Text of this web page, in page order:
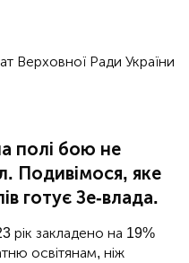
полі бою не
Подивімося, яке
готує Зе-влада.
Верховної Ради України
рік закладено на 19%
освітянам, ніж